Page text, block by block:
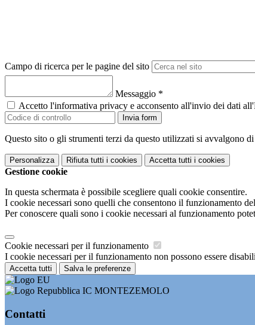
Campo di ricerca per le pagine del sito
Messaggio *
Accetto l'informativa privacy e acconsento all'invio dei dati
Invia form
Questo sito o gli strumenti terzi da questo utilizzati si avvalgono
Personalizza Rifiuta tutti i cookies Accetta tutti i cookies
Gestione cookie
In questa schermata è possibile scegliere quali cookie consentire.
I cookie necessari sono quelli che consentono il funzionamento
Per conoscere quali sono i cookie necessari al funzionamento
Cookie necessari per il funzionamento
I cookie necessari per il funzionamento non possono essere
Accetta tutti Salva le preferenze
IC MONTEZEMOLO
Contatti